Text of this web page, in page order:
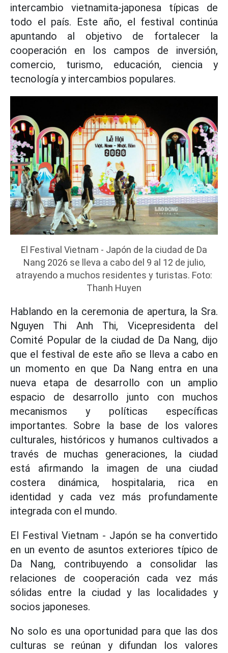
intercambio vietnamita-japonesa típicas de
todo el país. Este año, el festival continúa
apuntando al objetivo de fortalecer la
cooperación en los campos de inversión,
comercio, turismo, educación, ciencia y
tecnología y intercambios populares.
El Festival Vietnam - Japón de la ciudad de Da
Nang 2026 se lleva a cabo del 9 al 12 de julio,
atrayendo a muchos residentes y turistas. Foto:
Thanh Huyen
Hablando en la ceremonia de apertura, la Sra.
Nguyen Thi Anh Thi, Vicepresidenta del
Comité Popular de la ciudad de Da Nang, dijo
que el festival de este año se lleva a cabo en
un momento en que Da Nang entra en una
nueva etapa de desarrollo con un amplio
espacio de desarrollo junto con muchos
mecanismos y políticas específicas
importantes. Sobre la base de los valores
culturales, históricos y humanos cultivados a
través de muchas generaciones, la ciudad
está afirmando la imagen de una ciudad
costera dinámica, hospitalaria, rica en
identidad y cada vez más profundamente
integrada con el mundo.
El Festival Vietnam - Japón se ha convertido
en un evento de asuntos exteriores típico de
Da Nang, contribuyendo a consolidar las
relaciones de cooperación cada vez más
sólidas entre la ciudad y las localidades y
socios japoneses.
No solo es una oportunidad para que las dos
culturas se reúnan y difundan los valores